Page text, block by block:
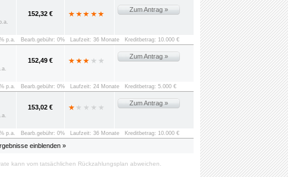
einblenden »
152,32 €
Zum Antrag »
p.a. Bearb.gebühr: 0% Laufzeit: 36 Monate Kreditbetrag: 10.000 €
152,49 €
Zum Antrag »
p.a. Bearb.gebühr: 0% Laufzeit: 24 Monate Kreditbetrag: 5.000 €
153,02 €
Zum Antrag »
p.a. Bearb.gebühr: 0% Laufzeit: 36 Monate Kreditbetrag: 10.000 €
kann vom tatsächlichen Rückzahlungsplan abweichen.